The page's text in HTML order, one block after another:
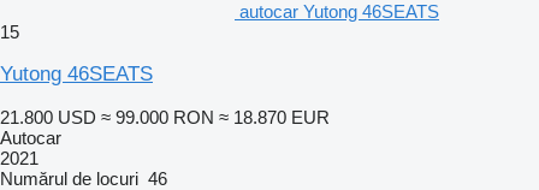
autocar Yutong 46SEATS
15
Yutong 46SEATS
21.800 USD ≈ 99.000 RON ≈ 18.870 EUR
Autocar
2021
Numărul de locuri 46